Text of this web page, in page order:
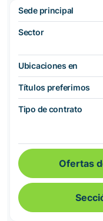
Sede principal
Sector
Ubicaciones en
Títulos preferimos
Tipo de contrato
Ofertas